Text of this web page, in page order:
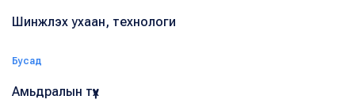
Шинжлэх ухаан, технологи
Бусад
Амьдралын түүх